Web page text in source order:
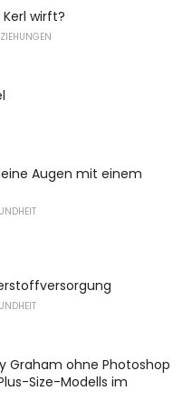
wirft?
Augen mit einem
Graham ohne Photoshop
Size-Modells im